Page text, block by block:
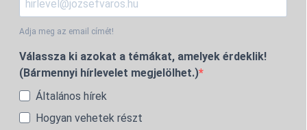
Adja meg az email címét!
Válassza ki azokat a témákat, amelyek érdeklik!
(Bármennyi hírlevelet megjelölhet.)
Általános hírek
Hogyan vehetek részt